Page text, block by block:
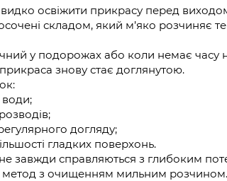
освіжити прикрасу перед
складом, який м’яко розчиняє
у подорожах або коли немає часу
прикраса знову стає доглянутою.
води;
догляду;
гладких поверхонь.
завжди справляються з глибоким
метод з очищенням мильним розчином.